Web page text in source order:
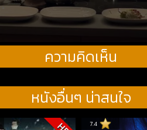
ความคิดเห็น
หนังอื่นๆ น่าสนใจ
7.4